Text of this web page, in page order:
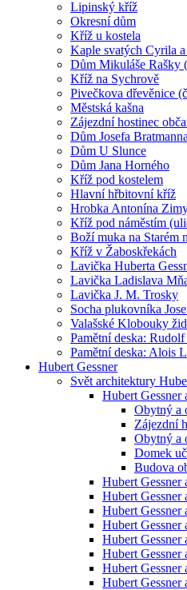
Lipinský kříž
Okresní dům
Kříž u kostela
Kaple svatých Cyrila
Dům Mikuláše Rašky
Kříž na Sychrově
Pivečkova dřevěnice
Městská kašna
Zájezdní hostinec
Dům Josefa Bratmanna
Dům U Slunce
Dům Jana Horného
Kříž pod kostelem
Hlavní hřbitovní kříž
Hrobka Antonína
Kříž pod náměstím
Boží muka na Starém
Kříž v Žaboskřekách
Lavička Huberta
Lavička Ladislava
Lavička J. M. Trosky
Socha plukovníka
Valašské Klobouky
Pamětní deska:
Pamětní deska: Alois
Hubert Gessner
Svět architektury
Hubert Gessner
Obytný a
Zájezdní
Obytný a
Domek
Budova
Hubert Gessner
Hubert Gessner
Hubert Gessner
Hubert Gessner
Hubert Gessner
Hubert Gessner
Hubert Gessner
Hubert Gessner